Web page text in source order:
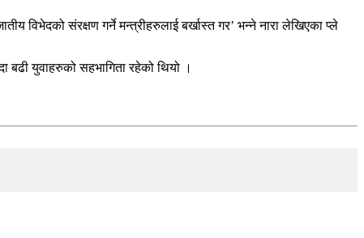
विभेदको संरक्षण गर्ने मन्त्रीहरुलाई बर्खास्त गर’ भन्ने नारा लेखिएका प्ले
बढी युवाहरुको सहभागिता रहेको थियो ।